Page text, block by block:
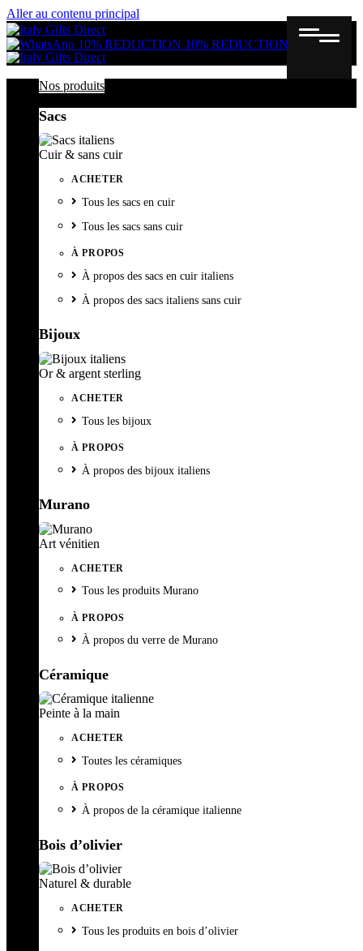
Aller au contenu principal
10% REDUCTION 10% REDUCTION
Nos produits
Sacs
Cuir & sans cuir
ACHETER
Tous les sacs en cuir
Tous les sacs sans cuir
À PROPOS
À propos des sacs en cuir italiens
À propos des sacs italiens sans cuir
Bijoux
Or & argent sterling
ACHETER
Tous les bijoux
À PROPOS
À propos des bijoux italiens
Murano
Art vénitien
ACHETER
Tous les produits Murano
À PROPOS
À propos du verre de Murano
Céramique
Peinte à la main
ACHETER
Toutes les céramiques
À PROPOS
À propos de la céramique italienne
Bois d’olivier
Naturel & durable
ACHETER
Tous les produits en bois d’olivier